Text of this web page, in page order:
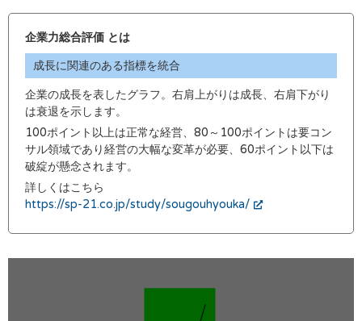
企業力総合評価 とは
成長に関連のある指標を統合
企業の成長を表したグラフ。右肩上がりは成長、右肩下がり
は衰退を示します。
100ポイント以上は正常な経営、80～100ポイントは要コン
サル領域であり経営の大幅な変革が必要、60ポイント以下は
破綻が懸念されます。
詳しくはこちら
https://sp-21.co.jp/study/sougouhyouka/